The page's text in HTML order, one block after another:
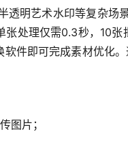
明艺术水印等复杂场
处理仅需0.3秒，10
件即可完成素材优化
图片；